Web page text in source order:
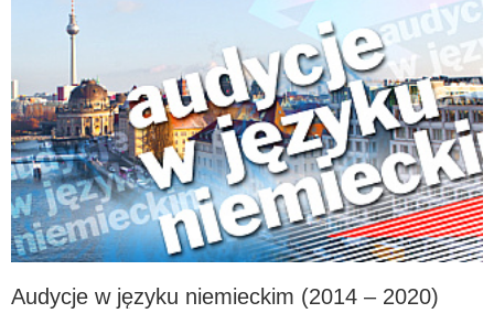
Audycje w języku niemieckim (2014 – 2020)